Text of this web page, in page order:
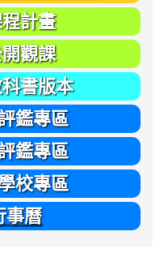
程計畫
開觀課
科書版本
鑑專區
鑑專區
校專區
事曆